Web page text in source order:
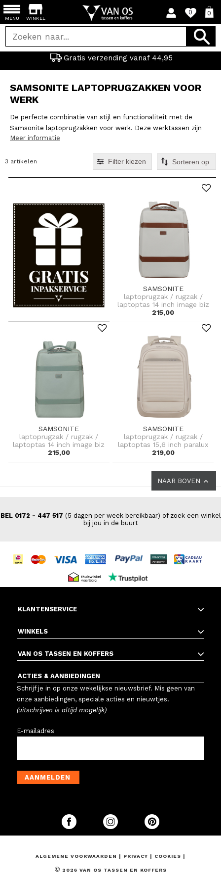
WINKEL
0 0
Gratis verzending vanaf 44,95
MENU
SAMSONITE LAPTOPRUGZAKKEN VOOR
WERK
De perfecte combinatie van stijl en functionaliteit met de
Samsonite laptoprugzakken voor werk. Deze werktassen zijn
ontworpen voor de moderne professional die onderweg is. De
ontwerp en bieden niet alleen voldoende ruimte voor je laptop
en accessoires, maar ook voor documenten en persoonlijke
Meer informatie
3 artikelen Filter kiezen
SAMSONITE
laptoprugzak / rugzak /
laptoptas 14 inch image biz
215,00
SAMSONITE
laptoprugzak / rugzak /
laptoptas 14 inch image biz
215,00
SAMSONITE
laptoprugzak / rugzak /
laptoptas 15,6 inch paralux
219,00
NAAR BOVEN
BEL 0172 - 447 517 (5 dagen per week bereikbaar) of zoek een winkel
bij jou in de buurt
KLANTENSERVICE
WINKELS
VAN OS TASSEN EN KOFFERS
ACTIES & AANBIEDINGEN
Schrijf je in op onze wekelijkse nieuwsbrief. Mis geen van
onze aanbiedingen, speciale acties en nieuwtjes.
(uitschrijven is altijd mogelijk)
E-mailadres
AANMELDEN
ALGEMENE VOORWAARDEN | PRIVACY | COOKIES |
© 2026 VAN OS TASSEN EN KOFFERS